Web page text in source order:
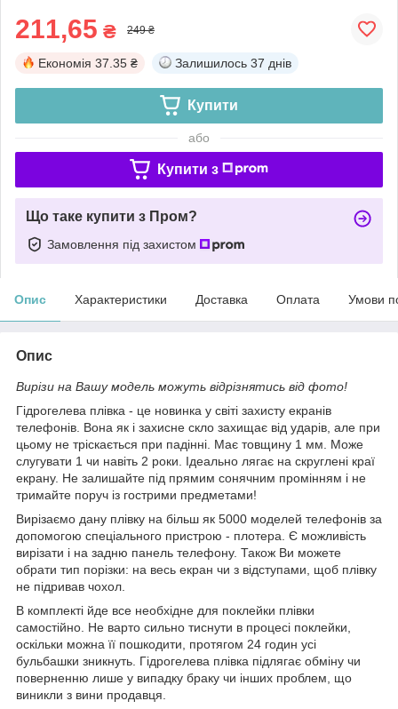
211,65 ₴ 249 ₴
Економія 37.35 ₴ Залишилось 37 днів
Купити
або
Купити з
Що таке купити з Пром?
Замовлення під захистом
Опис Характеристики Доставка Оплата Умови
Опис
Вирізи на Вашу модель можуть відрізнятись від фото!
Гідрогелева плівка - це новинка у світі захисту екранів
телефонів. Вона як і захисне скло захищає від ударів, але при
цьому не тріскається при падінні. Має товщину 1 мм. Може
слугувати 1 чи навіть 2 роки. Ідеально лягає на скруглені краї
екрану. Не залишайте під прямим сонячним промінням і не
тримайте поруч із гострими предметами!
Вирізаємо дану плівку на більш як 5000 моделей телефонів за
допомогою спеціального пристрою - плотера. Є можливість
вирізати і на задню панель телефону. Також Ви можете
обрати тип порізки: на весь екран чи з відступами, щоб плівку
не підривав чохол.
В комплекті йде все необхідне для поклейки плівки
самостійно. Не варто сильно тиснути в процесі поклейки,
оскільки можна її пошкодити, протягом 24 годин усі
бульбашки зникнуть. Гідрогелева плівка підлягає обміну чи
поверненню лише у випадку браку чи інших проблем, що
виникли з вини продавця.